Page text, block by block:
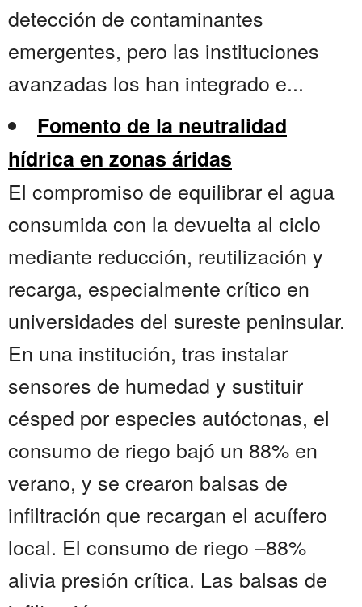
detección de contaminantes
emergentes, pero las instituciones
avanzadas los han integrado e...
Fomento de la neutralidad
hídrica en zonas áridas
El compromiso de equilibrar el agua
consumida con la devuelta al ciclo
mediante reducción, reutilización y
recarga, especialmente crítico en
universidades del sureste peninsular.
En una institución, tras instalar
sensores de humedad y sustituir
césped por especies autóctonas, el
consumo de riego bajó un 88% en
verano, y se crearon balsas de
infiltración que recargan el acuífero
local. El consumo de riego –88%
alivia presión crítica. Las balsas de